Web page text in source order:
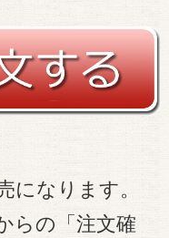
になります。
らの「注文確